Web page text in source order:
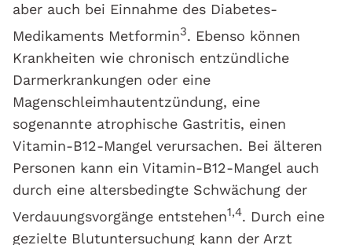
aber auch bei Einnahme des Diabetes-
Medikaments Metformin3. Ebenso können
Krankheiten wie chronisch entzündliche
Darmerkrankungen oder eine
Magenschleimhautentzündung, eine
sogenannte atrophische Gastritis, einen
Vitamin-B12-Mangel verursachen. Bei älteren
Personen kann ein Vitamin-B12-Mangel auch
durch eine altersbedingte Schwächung der
Verdauungsvorgänge entstehen1,4. Durch eine
gezielte Blutuntersuchung kann der Arzt